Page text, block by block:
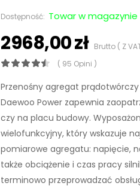
Dostępność: Towar w magazynie
2968,00 złBrutto ( Z
( 95 Opini )
Przenośny agregat
Daewoo Power zapewnia
czy na placu budowy.
wielofunkcyjny, który wskazuje
pomiarowe agregatu: napięcie,
także obciążenie i czas pracy
terminowo przeprowadzać